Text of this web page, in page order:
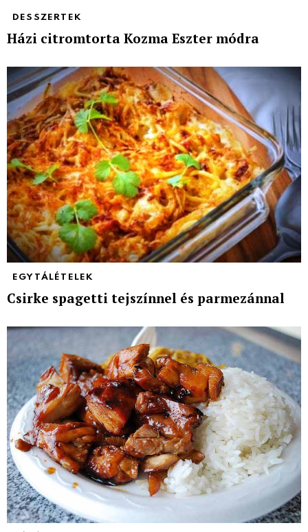
DESSZERTEK
Házi citromtorta Kozma Eszter módra
EGYTÁLÉTELEK
Csirke spagetti tejszínnel és parmezánnal